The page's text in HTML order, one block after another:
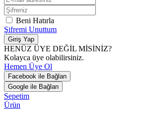
Beni Hatırla
Şifremi Unuttum
Giriş Yap
HENÜZ ÜYE DEĞİL MİSİNİZ?
Kolayca üye olabilirsiniz.
Hemen Üye Ol
Facebook ile Bağlan
Google ile Bağlan
Sepetim
Ürün